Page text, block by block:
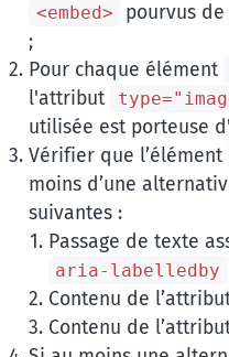
<embed> pourvus
;
Pour chaque élément
l'attribut
utilisée est porteuse
Vérifier que l’élément
moins d’une
suivantes :
Passage de texte
aria-labelledby
Contenu de
Contenu de